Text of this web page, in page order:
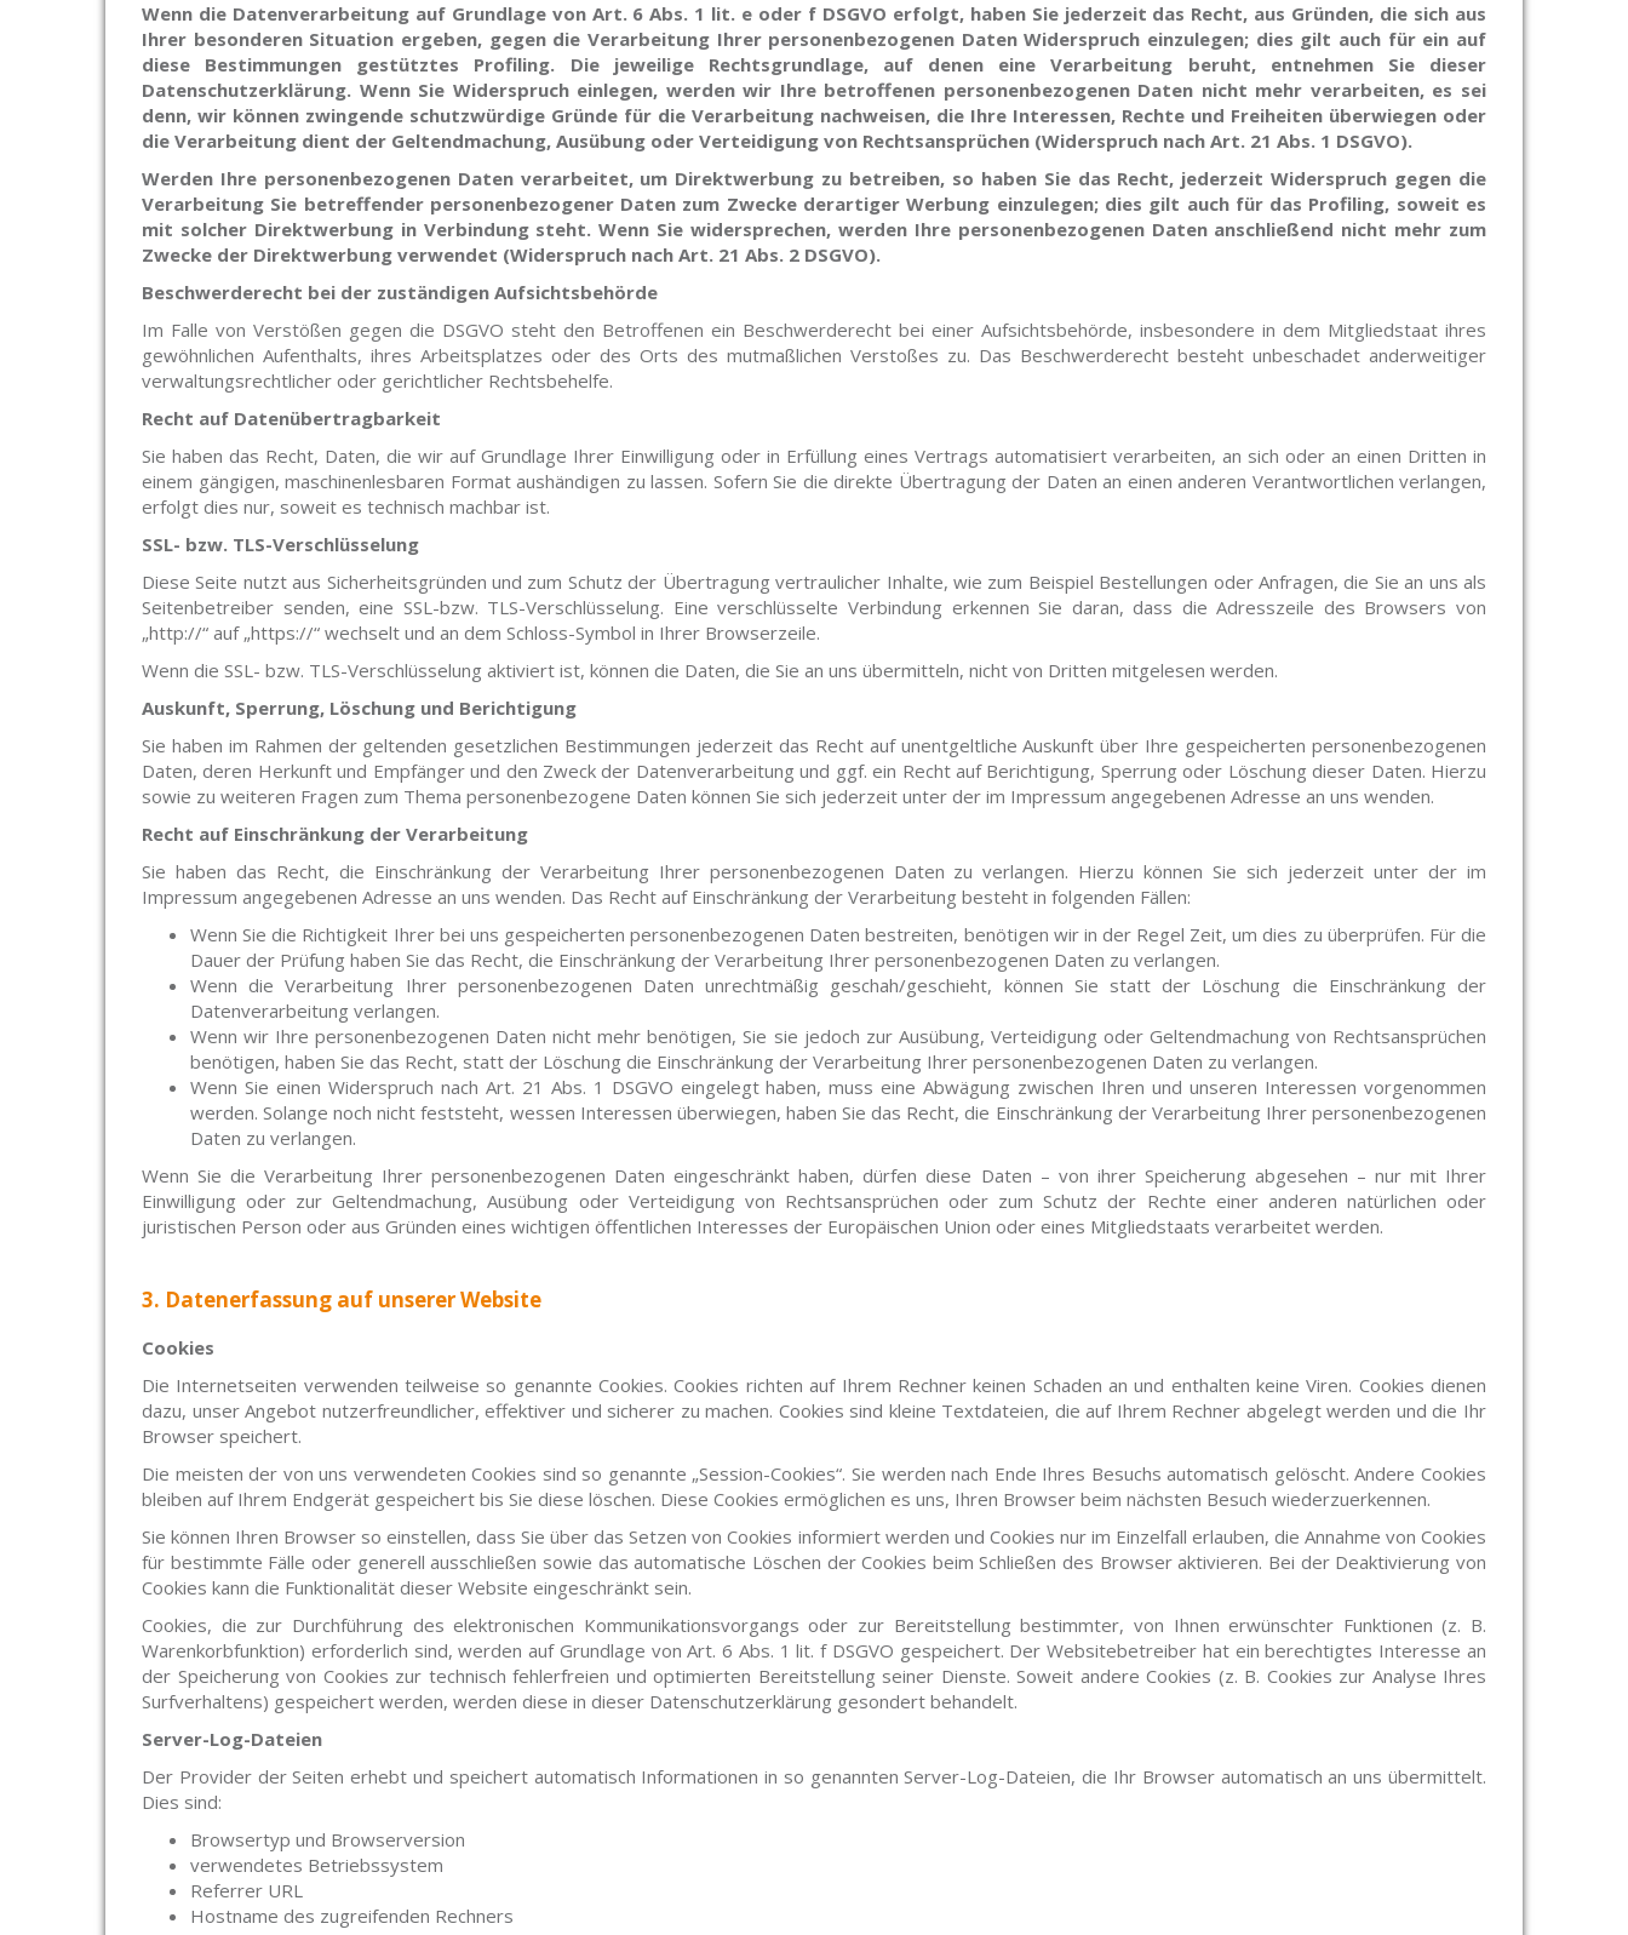
Wenn die Datenverarbeitung auf Grundlage von Art. 6 Abs. 1 lit. e oder f DSGVO erfolgt, haben Sie jederzeit das Recht, aus Gründen, die sich aus
Ihrer besonderen Situation ergeben, gegen die Verarbeitung Ihrer personenbezogenen Daten Widerspruch einzulegen; dies gilt auch für ein auf
diese Bestimmungen gestütztes Profiling. Die jeweilige Rechtsgrundlage, auf denen eine Verarbeitung beruht, entnehmen Sie dieser
Datenschutzerklärung. Wenn Sie Widerspruch einlegen, werden wir Ihre betroffenen personenbezogenen Daten nicht mehr verarbeiten, es sei
denn, wir können zwingende schutzwürdige Gründe für die Verarbeitung nachweisen, die Ihre Interessen, Rechte und Freiheiten überwiegen oder
die Verarbeitung dient der Geltendmachung, Ausübung oder Verteidigung von Rechtsansprüchen (Widerspruch nach Art. 21 Abs. 1 DSGVO).
Werden Ihre personenbezogenen Daten verarbeitet, um Direktwerbung zu betreiben, so haben Sie das Recht, jederzeit Widerspruch gegen die
Verarbeitung Sie betreffender personenbezogener Daten zum Zwecke derartiger Werbung einzulegen; dies gilt auch für das Profiling, soweit es
mit solcher Direktwerbung in Verbindung steht. Wenn Sie widersprechen, werden Ihre personenbezogenen Daten anschließend nicht mehr zum
Zwecke der Direktwerbung verwendet (Widerspruch nach Art. 21 Abs. 2 DSGVO).
Beschwerderecht bei der zuständigen Aufsichtsbehörde
Im Falle von Verstößen gegen die DSGVO steht den Betroffenen ein Beschwerderecht bei einer Aufsichtsbehörde, insbesondere in dem Mitgliedstaat ihres
gewöhnlichen Aufenthalts, ihres Arbeitsplatzes oder des Orts des mutmaßlichen Verstoßes zu. Das Beschwerderecht besteht unbeschadet anderweitiger
verwaltungsrechtlicher oder gerichtlicher Rechtsbehelfe.
Recht auf Datenübertragbarkeit
Sie haben das Recht, Daten, die wir auf Grundlage Ihrer Einwilligung oder in Erfüllung eines Vertrags automatisiert verarbeiten, an sich oder an einen Dritten in
einem gängigen, maschinenlesbaren Format aushändigen zu lassen. Sofern Sie die direkte Übertragung der Daten an einen anderen Verantwortlichen verlangen,
erfolgt dies nur, soweit es technisch machbar ist.
SSL- bzw. TLS-Verschlüsselung
Diese Seite nutzt aus Sicherheitsgründen und zum Schutz der Übertragung vertraulicher Inhalte, wie zum Beispiel Bestellungen oder Anfragen, die Sie an uns als
Seitenbetreiber senden, eine SSL-bzw. TLS-Verschlüsselung. Eine verschlüsselte Verbindung erkennen Sie daran, dass die Adresszeile des Browsers von
„http://“ auf „https://“ wechselt und an dem Schloss-Symbol in Ihrer Browserzeile.
Wenn die SSL- bzw. TLS-Verschlüsselung aktiviert ist, können die Daten, die Sie an uns übermitteln, nicht von Dritten mitgelesen werden.
Auskunft, Sperrung, Löschung und Berichtigung
Sie haben im Rahmen der geltenden gesetzlichen Bestimmungen jederzeit das Recht auf unentgeltliche Auskunft über Ihre gespeicherten personenbezogenen
Daten, deren Herkunft und Empfänger und den Zweck der Datenverarbeitung und ggf. ein Recht auf Berichtigung, Sperrung oder Löschung dieser Daten. Hierzu
sowie zu weiteren Fragen zum Thema personenbezogene Daten können Sie sich jederzeit unter der im Impressum angegebenen Adresse an uns wenden.
Recht auf Einschränkung der Verarbeitung
Sie haben das Recht, die Einschränkung der Verarbeitung Ihrer personenbezogenen Daten zu verlangen. Hierzu können Sie sich jederzeit unter der im
Impressum angegebenen Adresse an uns wenden. Das Recht auf Einschränkung der Verarbeitung besteht in folgenden Fällen:
Wenn Sie die Richtigkeit Ihrer bei uns gespeicherten personenbezogenen Daten bestreiten, benötigen wir in der Regel Zeit, um dies zu überprüfen. Für die
Dauer der Prüfung haben Sie das Recht, die Einschränkung der Verarbeitung Ihrer personenbezogenen Daten zu verlangen.
Wenn die Verarbeitung Ihrer personenbezogenen Daten unrechtmäßig geschah/geschieht, können Sie statt der Löschung die Einschränkung der
Datenverarbeitung verlangen.
Wenn wir Ihre personenbezogenen Daten nicht mehr benötigen, Sie sie jedoch zur Ausübung, Verteidigung oder Geltendmachung von Rechtsansprüchen
benötigen, haben Sie das Recht, statt der Löschung die Einschränkung der Verarbeitung Ihrer personenbezogenen Daten zu verlangen.
Wenn Sie einen Widerspruch nach Art. 21 Abs. 1 DSGVO eingelegt haben, muss eine Abwägung zwischen Ihren und unseren Interessen vorgenommen
werden. Solange noch nicht feststeht, wessen Interessen überwiegen, haben Sie das Recht, die Einschränkung der Verarbeitung Ihrer personenbezogenen
Daten zu verlangen.
Wenn Sie die Verarbeitung Ihrer personenbezogenen Daten eingeschränkt haben, dürfen diese Daten – von ihrer Speicherung abgesehen – nur mit Ihrer
Einwilligung oder zur Geltendmachung, Ausübung oder Verteidigung von Rechtsansprüchen oder zum Schutz der Rechte einer anderen natürlichen oder
juristischen Person oder aus Gründen eines wichtigen öffentlichen Interesses der Europäischen Union oder eines Mitgliedstaats verarbeitet werden.
3. Datenerfassung auf unserer Website
Cookies
Die Internetseiten verwenden teilweise so genannte Cookies. Cookies richten auf Ihrem Rechner keinen Schaden an und enthalten keine Viren. Cookies dienen
dazu, unser Angebot nutzerfreundlicher, effektiver und sicherer zu machen. Cookies sind kleine Textdateien, die auf Ihrem Rechner abgelegt werden und die Ihr
Browser speichert.
Die meisten der von uns verwendeten Cookies sind so genannte „Session-Cookies“. Sie werden nach Ende Ihres Besuchs automatisch gelöscht. Andere Cookies
bleiben auf Ihrem Endgerät gespeichert bis Sie diese löschen. Diese Cookies ermöglichen es uns, Ihren Browser beim nächsten Besuch wiederzuerkennen.
Sie können Ihren Browser so einstellen, dass Sie über das Setzen von Cookies informiert werden und Cookies nur im Einzelfall erlauben, die Annahme von Cookies
für bestimmte Fälle oder generell ausschließen sowie das automatische Löschen der Cookies beim Schließen des Browser aktivieren. Bei der Deaktivierung von
Cookies kann die Funktionalität dieser Website eingeschränkt sein.
Cookies, die zur Durchführung des elektronischen Kommunikationsvorgangs oder zur Bereitstellung bestimmter, von Ihnen erwünschter Funktionen (z. B.
Warenkorbfunktion) erforderlich sind, werden auf Grundlage von Art. 6 Abs. 1 lit. f DSGVO gespeichert. Der Websitebetreiber hat ein berechtigtes Interesse an
der Speicherung von Cookies zur technisch fehlerfreien und optimierten Bereitstellung seiner Dienste. Soweit andere Cookies (z. B. Cookies zur Analyse Ihres
Surfverhaltens) gespeichert werden, werden diese in dieser Datenschutzerklärung gesondert behandelt.
Server-Log-Dateien
Der Provider der Seiten erhebt und speichert automatisch Informationen in so genannten Server-Log-Dateien, die Ihr Browser automatisch an uns übermittelt.
Dies sind:
Browsertyp und Browserversion
verwendetes Betriebssystem
Referrer URL
Hostname des zugreifenden Rechners